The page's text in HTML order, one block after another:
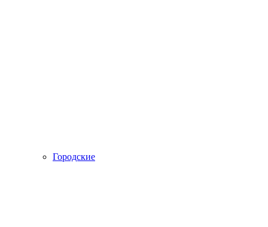
Городские